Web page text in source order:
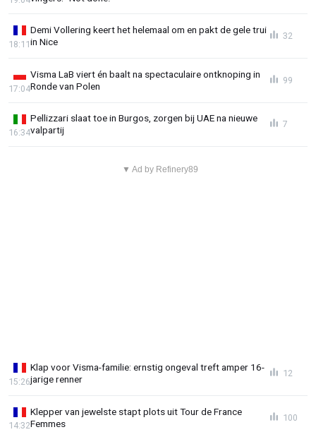
Demi Vollering keert het helemaal om en pakt de gele trui
in Nice
18:11
32
Visma LaB viert én baalt na spectaculaire ontknoping in
Ronde van Polen
17:04
99
Pellizzari slaat toe in Burgos, zorgen bij UAE na nieuwe
valpartij
16:34
7
▼ Ad by Refinery89
Klap voor Visma-familie: ernstig ongeval treft amper 16-
jarige renner
15:26
12
Klepper van jewelste stapt plots uit Tour de France
Femmes
14:32
100